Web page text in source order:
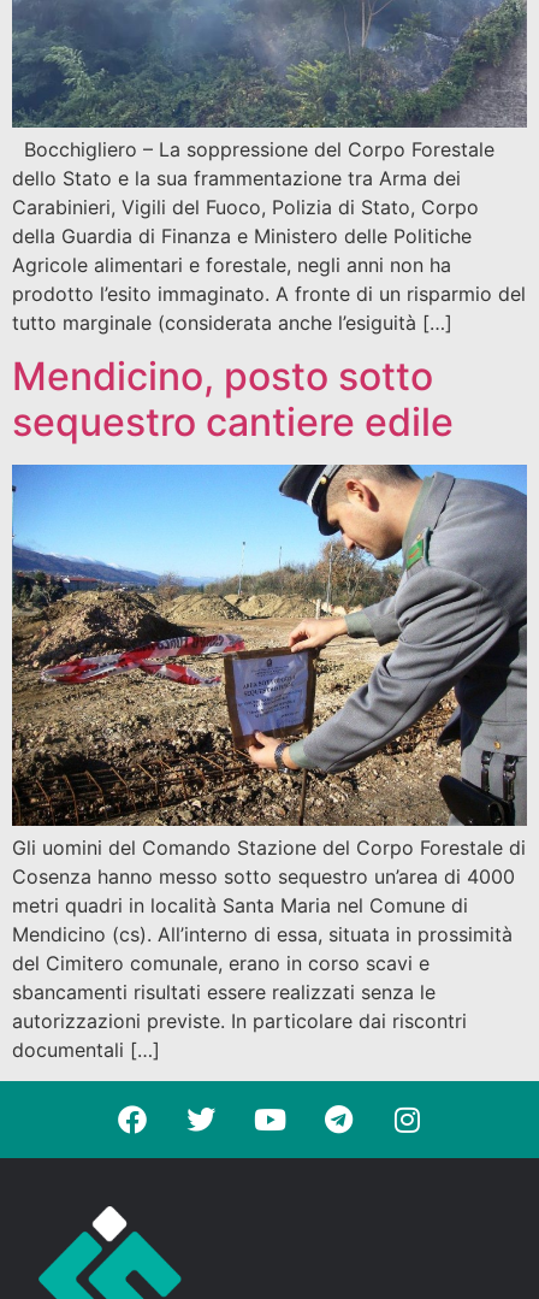
Bocchigliero – La soppressione del Corpo Forestale
dello Stato e la sua frammentazione tra Arma dei
Carabinieri, Vigili del Fuoco, Polizia di Stato, Corpo
della Guardia di Finanza e Ministero delle Politiche
Agricole alimentari e forestale, negli anni non ha
prodotto l’esito immaginato. A fronte di un risparmio del
tutto marginale (considerata anche l’esiguità […]
Mendicino, posto sotto
sequestro cantiere edile
Gli uomini del Comando Stazione del Corpo Forestale di
Cosenza hanno messo sotto sequestro un’area di 4000
metri quadri in località Santa Maria nel Comune di
Mendicino (cs). All’interno di essa, situata in prossimità
del Cimitero comunale, erano in corso scavi e
sbancamenti risultati essere realizzati senza le
autorizzazioni previste. In particolare dai riscontri
documentali […]